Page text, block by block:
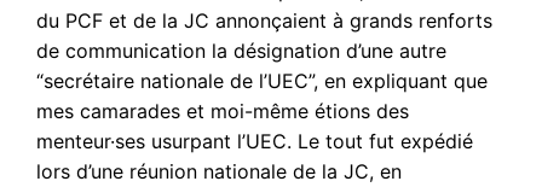
du PCF et de la JC annonçaient à grands renforts
de communication la désignation d’une autre
“secrétaire nationale de l’UEC”, en expliquant que
mes camarades et moi-même étions des
menteur·ses usurpant l’UEC. Le tout fut expédié
lors d’une réunion nationale de la JC, en